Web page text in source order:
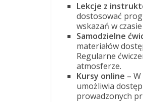
Lekcje z
dostosować
wskazań w
Samodzielne
materiałów
Regularne
atmosferze.
Kursy online –
umożliwia
prowadzonych